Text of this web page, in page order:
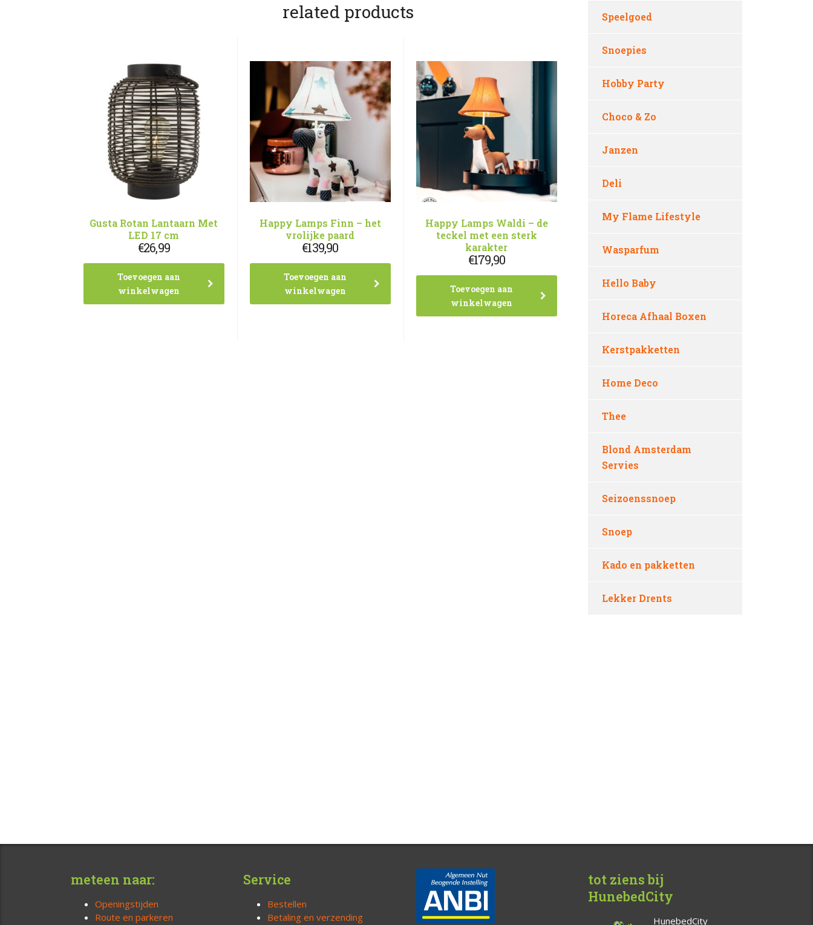
related products
Gusta Rotan Lantaarn Met
LED 17 cm
€26,99
Toevoegen aan
winkelwagen
Happy Lamps Finn – het
vrolijke paard
€139,90
Toevoegen aan
winkelwagen
Happy Lamps Waldi – de
teckel met een sterk
karakter
€179,90
Toevoegen aan
winkelwagen
Speelgoed
Snoepies
Hobby Party
Choco & Zo
Janzen
Deli
My Flame Lifestyle
Wasparfum
Hello Baby
Horeca Afhaal Boxen
Kerstpakketten
Home Deco
Thee
Blond Amsterdam
Servies
Seizoenssnoep
Snoep
Kado en pakketten
Lekker Drents
meteen naar:
Openingstijden
Route en parkeren
Service
Bestellen
Betaling en verzending
tot ziens bij
HunebedCity
HunebedCity